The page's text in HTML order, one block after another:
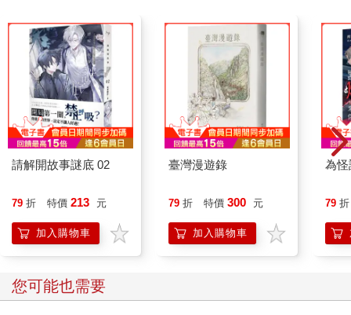
覺，進而感到全身無力。等同於人們不相信自己的時候那種感
覺。相對的，與迷失的次元連結的Schizophrenia（思覺失調症患
者）也會有相同的無能為力感，這也使得他們成為最容易受操控
的對象。所以總結來說：人們觀念裡以為自己的身體會受到外靈
的侵入，進而變得無法掌控自己的身體的「附身」基本上是不存
在的。現下大部份的「附身」其實是透過意識操控進而達到支配
你的身體的目的。如果了解這個道理的話，那麼就會清楚地知道
這是有解決方法的。你可以嘗試著把自己身體的主權找回來，找
到自己的聲音，做一些自己喜歡做的事，當一個靈魂開始喜歡自
權。若是你的周遭有這樣子的朋友，你可以多花點時間幫他們找
可以鎮定自己的情緒與心智的方法，讓你先遠離恐懼。可能是透
過宗教的輔助或是任何醫療的幫助，但重要的是先找到讓自己的
慢慢地開發自己的喜好與興趣以穩定自己靈魂與身體的連結。記
得，這是專屬於你的身體，不要一昧地賦予恐懼力量，而是要找
請解開故事謎底 02
79 折 特價 213 元
加入購物車
臺灣漫遊錄
79 折 特價 300 元
加入購物車
為怪
79 折
您可能也需要